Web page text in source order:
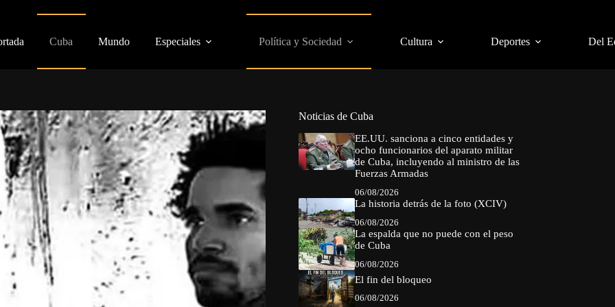
Cuba Mundo Especiales Política y Sociedad Cultura Deportes Del
Noticias de Cuba
EE.UU. sanciona a cinco entidades y
ocho funcionarios del aparato militar
de Cuba, incluyendo al ministro de las
Fuerzas Armadas
06/08/2026
La historia detrás de la foto (XCIV)
06/08/2026
La espalda que no puede con el peso
de Cuba
06/08/2026
El fin del bloqueo
06/08/2026